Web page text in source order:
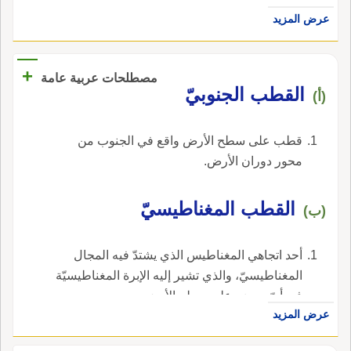
يُعْتَبر فيه بالأَول؛ عن كراع والقَطِـيبُ: فرس
سابقِ بن صُرَدَ وقُطْبَة وقُطَيْبة: اسمان والقُطَيْبِـيَّةُ:
بعضَه أَقْفَرَ، من أَهْلِه، مَلْحُوبُ، * فالقُطَبِـيَّاتُ،
فالذَّنُوب إِنما أَراد القُطَبِـيَّة هذا الماءَ، فجمعه بما
ابنُ الطُّفي وعَلْقَمةُ بنُ عُلاثَةَ.
عرض المزيد
مصطلحات عربية عامة +
(أ) القطب الجنوبيّ
قطب على سطح الأرض واقع في الجنوب من
محور دوران الأرض.
(ب) القطب المغناطيسيّ
أحد اتجاهي المغناطيس الذي يشتدّ فيه المجال
المغناطيسيّ، والذي تشير إليه الإبرة المغناطيسيّة
في أيّ موضع على سطح الأرض.
عرض المزيد